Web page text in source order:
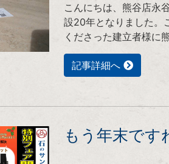
こんにちは、熊谷店永
設20年となりました。
くださった建立者様に
記事詳細へ
もう年末です